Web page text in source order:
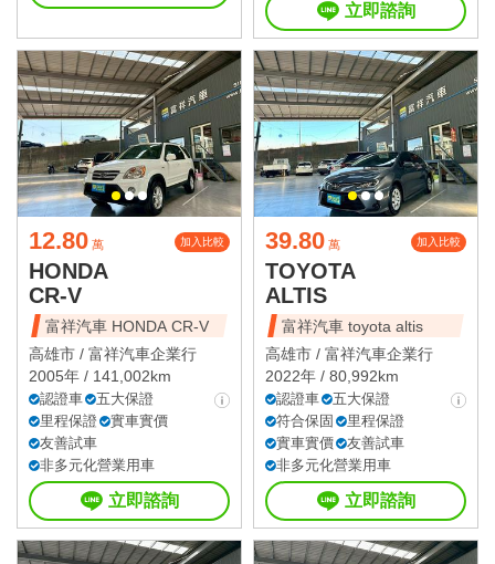
立即諮詢
12.80 萬 加入比較
HONDA
CR-V
富祥汽車 HONDA CR-V
高雄市 / 富祥汽車企業行
2005年 / 141,002km
認證車
五大保證
里程保證
實車實價
友善試車
非多元化營業用車
立即諮詢
39.80 萬 加入比較
TOYOTA
ALTIS
富祥汽車 toyota altis
高雄市 / 富祥汽車企業行
2022年 / 80,992km
認證車
五大保證
符合保固
里程保證
實車實價
友善試車
非多元化營業用車
立即諮詢